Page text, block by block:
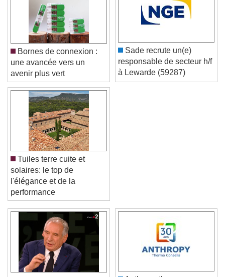
Video Player is loading.
Play Video
Play
Skip Backward
Unmute
Bornes de connexion :
une avancée vers un
avenir plus vert
Sade recrute un(e)
responsable de secteur h/f
à Lewarde (59287)
Tuiles terre cuite et
solaires: le top de
l'élégance et de la
performance